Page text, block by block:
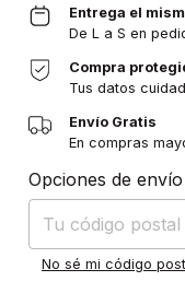
Entrega el
De L a S en
Compra
Tus datos
Envío Gratis
En compras
Entregas para el CP:
Opciones de envío
No sé mi código